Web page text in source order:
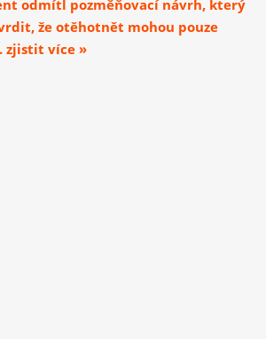
odmítl pozměňovací návrh, který
že otěhotnět mohou pouze
zjistit více »